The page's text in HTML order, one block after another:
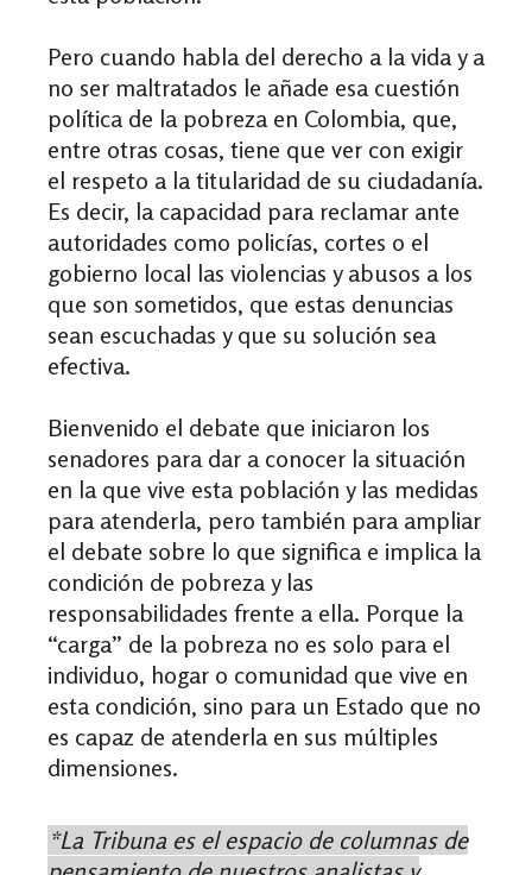
Pero cuando habla del derecho a la vida y a
no ser maltratados le añade esa cuestión
política de la pobreza en Colombia, que,
entre otras cosas, tiene que ver con exigir
el respeto a la titularidad de su ciudadanía.
Es decir, la capacidad para reclamar ante
autoridades como policías, cortes o el
gobierno local las violencias y abusos a los
que son sometidos, que estas denuncias
sean escuchadas y que su solución sea
efectiva.
Bienvenido el debate que iniciaron los
senadores para dar a conocer la situación
en la que vive esta población y las medidas
para atenderla, pero también para ampliar
el debate sobre lo que significa e implica la
condición de pobreza y las
responsabilidades frente a ella. Porque la
“carga” de la pobreza no es solo para el
individuo, hogar o comunidad que vive en
esta condición, sino para un Estado que no
es capaz de atenderla en sus múltiples
dimensiones.
*La Tribuna es el espacio de columnas de